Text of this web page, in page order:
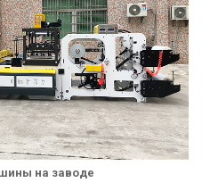
на заводе